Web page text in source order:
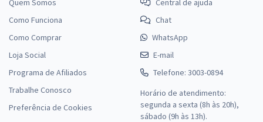
Quem Somos
Como Funciona
Como Comprar
Loja Social
Programa de Afiliados
Trabalhe Conosco
Preferência de Cookies
Central de ajuda
Chat
WhatsApp
E-mail
Telefone: 3003-0894
Horário de atendimento:
segunda a sexta (8h às 20h),
sábado (9h às 13h).